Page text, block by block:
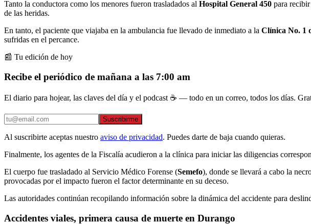
Tanto la conductora como los menores fueron trasladados al Hospital General 450 para
de las heridas.
En tanto, el paciente que viajaba en la ambulancia fue llevado de inmediato a la Clínica No. 1
sufridas en el percance.
📰 Tu edición de hoy
Recibe el periódico de mañana a las 7:00 am
El diario para hojear, las claves del día y el podcast ☕ — todo en un correo, todos los días.
Suscribirme
Al suscribirte aceptas nuestro aviso de privacidad. Puedes darte de baja cuando quieras.
Finalmente, los agentes de la Fiscalía acudieron a la clínica para iniciar las diligencias
El cuerpo fue trasladado al Servicio Médico Forense (Semefo), donde se llevará a cabo la
provocadas por el impacto fueron el factor determinante en su deceso.
Las autoridades continúan recopilando información sobre la dinámica del accidente para
Accidentes viales, primera causa de muerte en Durango